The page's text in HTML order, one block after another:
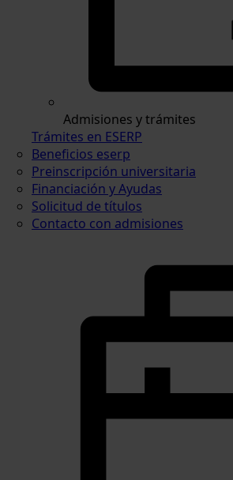
Admisiones y trámites
Trámites en ESERP
Beneficios eserp
Preinscripción universitaria
Financiación y Ayudas
Solicitud de títulos
Contacto con admisiones